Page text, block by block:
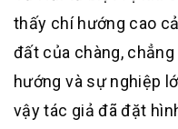
thấy chí hướng cao
đất của chàng,
hướng và sự nghiệp
vậy tác giả đã đặt